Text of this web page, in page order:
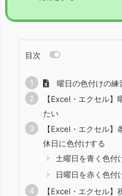
目次
曜日の色付けの練
【Excel・エクセル
たい
【Excel・エクセル】
休日に色付けする
土曜日を青く色付
日曜日を赤く色付
【Excel・エクセル